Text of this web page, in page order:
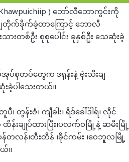
) ဘော်လီဘောကွင်းကို
ျတိုက်ခိုက်ခဲ့တာကြောင့် ဘောလီ
တစ်ဦး စုစုပေါင်း ခုနှစ်ဦး သေဆုံးခဲ့
စုတပ်တွေက ဒရုန်းနဲ့ ဗုံးသီးချ
ခဲ့ပါသေးတယ်။
န်းဇံ၊ ကျီခါး၊ ရိဒ်ခေါ်ဒါရ်၊ လိုင်
န်းချုပ်ထားပြီး၊ပလက်၀မြို့နဲ့ ဆမီးမြို့
တလန်၊တီးတိန် ၊ခိုင်ကမ်း ၊ဝေဘူလမြို့
။